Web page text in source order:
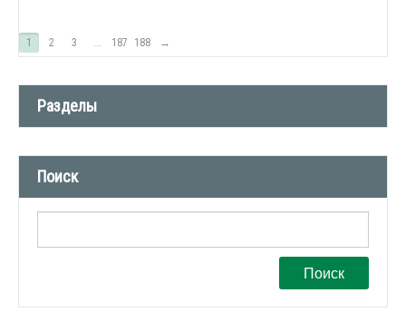
1 2 3 ... 187 188 →
Разделы
Новости компании (509)
СМИ о нас (1)
Поиск
Поиск